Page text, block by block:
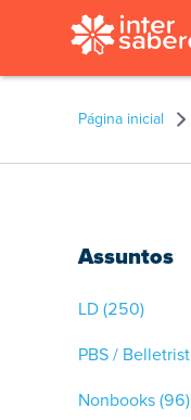
Página inicial
Assuntos
LD(250)
Nonbooks(96)